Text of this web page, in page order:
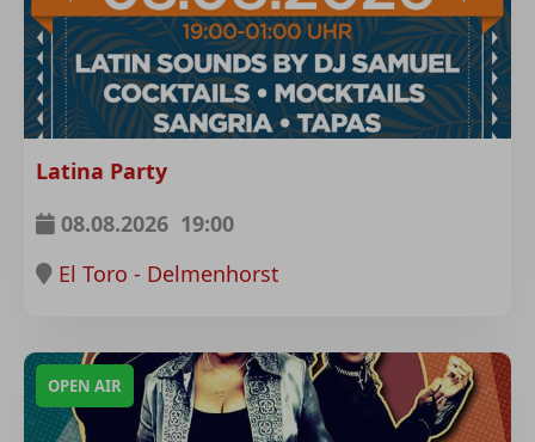
Latina Party
08.08.2026 19:00
El Toro - Delmenhorst
OPEN AIR